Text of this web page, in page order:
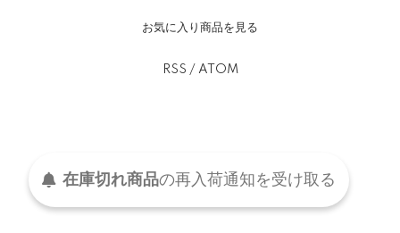
お気に入り商品を見る
RSS / ATOM
在庫切れ商品の再入荷通知を受け取る